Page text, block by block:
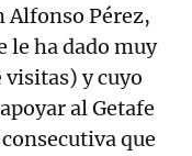
Alfonso Pérez,
le ha dado muy
y cuyo
al Getafe
que